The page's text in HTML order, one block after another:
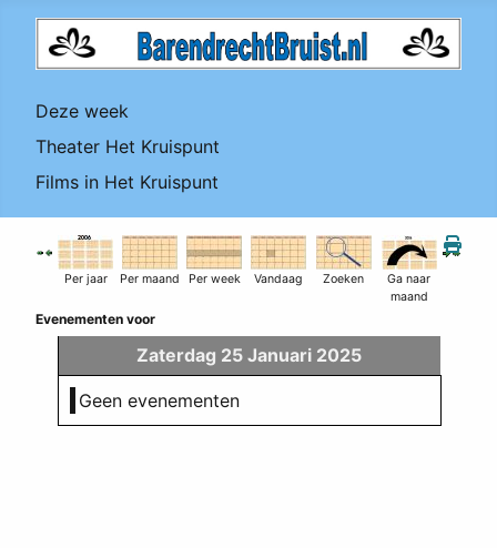
Deze week
Theater Het Kruispunt
Films in Het Kruispunt
Per jaar Per maand Per week Vandaag Zoeken
Ga naar
maand
Evenementen voor
Zaterdag 25 Januari 2025
Geen evenementen